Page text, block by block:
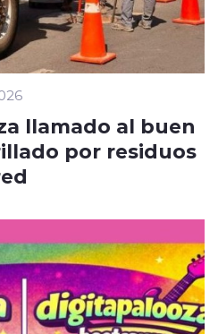
llamado al buen
por residuos